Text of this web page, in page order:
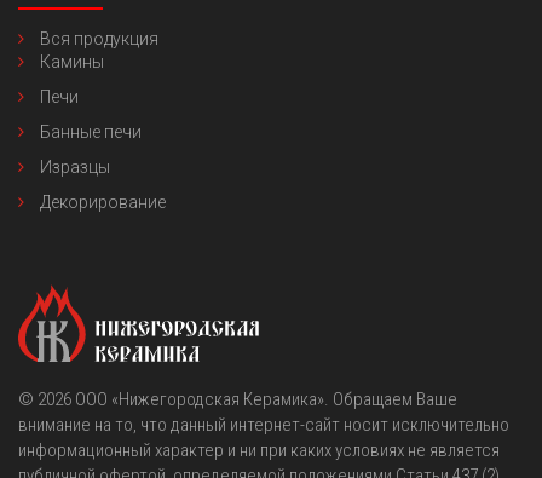
Вся продукция
Камины
Печи
Банные печи
Изразцы
Декорирование
© 2026 OOO «Нижегородская Керамика». Обращаем Ваше
внимание на то, что данный интернет-сайт носит исключительно
информационный характер и ни при каких условиях не является